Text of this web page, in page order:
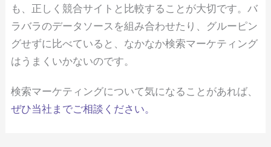
も、正しく競合サイトと比較することが大切です。バ
ラバラのデータソースを組み合わせたり、グルーピン
グせずに比べていると、なかなか検索マーケティング
はうまくいかないのです。
検索マーケティングについて気になることがあれば、
ぜひ当社までご相談ください。